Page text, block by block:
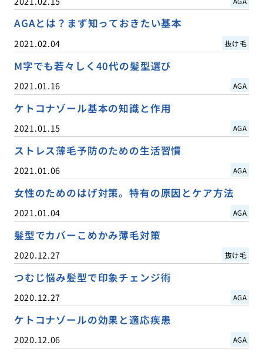
AGAとは？まず知っておきたい基本
2021.02.04 抜け毛
M字でも若々しく40代の髪型選び
2021.01.16 AGA
ケトコナゾール基本の知識と作用
2021.01.15 AGA
ストレス薄毛予防のための生活習慣
2021.01.06 AGA
女性のためのはげ対策。特有の原因とケア方法
2021.01.04 AGA
髪型でカバーこめかみ薄毛対策
2020.12.27 抜け毛
つむじ悩み髪型で印象チェンジ術
2020.12.27 AGA
ケトコナゾールの効果と適応疾患
2020.12.06 AGA